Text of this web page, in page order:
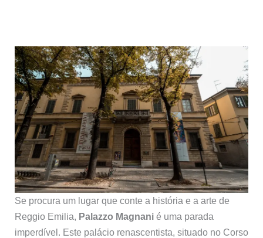
Se procura um lugar que conte a história e a arte de
Reggio Emilia, Palazzo Magnanié uma parada
imperdível. Este palácio renascentista, situado no Corso